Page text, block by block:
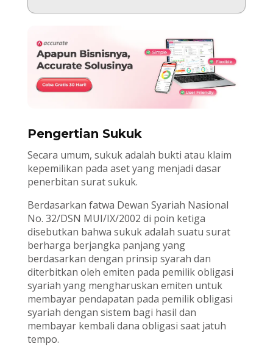
Pengertian Sukuk
Secara umum, sukuk adalah bukti atau klaim
kepemilikan pada aset yang menjadi dasar
penerbitan surat sukuk.
Berdasarkan fatwa Dewan Syariah Nasional
No. 32/DSN MUI/IX/2002 di poin ketiga
disebutkan bahwa sukuk adalah suatu surat
berharga berjangka panjang yang
berdasarkan dengan prinsip syarah dan
diterbitkan oleh emiten pada pemilik obligasi
syariah yang mengharuskan emiten untuk
membayar pendapatan pada pemilik obligasi
syariah dengan sistem bagi hasil dan
membayar kembali dana obligasi saat jatuh
tempo.